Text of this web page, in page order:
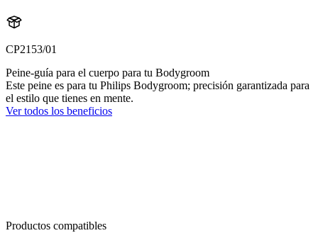
CP2153/01
Peine-guía para el cuerpo para tu Bodygroom
Este peine es para tu Philips Bodygroom; precisión garantizada para
el estilo que tienes en mente.
Ver todos los beneficios
Productos compatibles